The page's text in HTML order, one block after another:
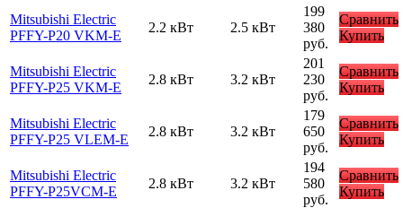
Mitsubishi Electric
PFFY-P20 VKM-E
2.2 кВт 2.5 кВт
199
380
руб.
Сравнить
Купить
Mitsubishi Electric
PFFY-P25 VKM-E
2.8 кВт 3.2 кВт
201
230
руб.
Сравнить
Купить
Mitsubishi Electric
PFFY-P25 VLEM-E
2.8 кВт 3.2 кВт
179
650
руб.
Сравнить
Купить
Mitsubishi Electric
PFFY-P25VCM-E
2.8 кВт 3.2 кВт
194
580
руб.
Сравнить
Купить